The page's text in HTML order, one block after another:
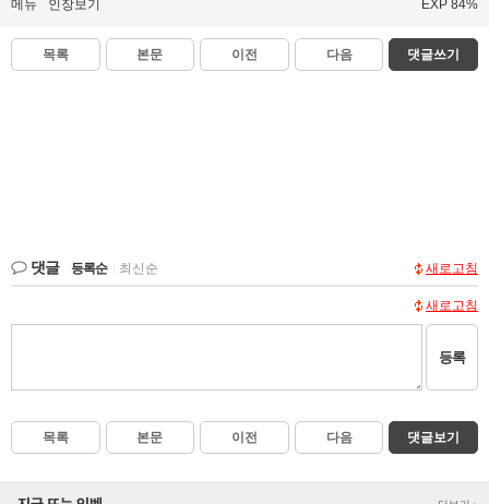
메뉴 인장보기 EXP 84%
목록 본문 이전 다음 댓글쓰기
댓글 등록순 최신순 새로고침
새로고침
등록
목록 본문 이전 다음 댓글보기